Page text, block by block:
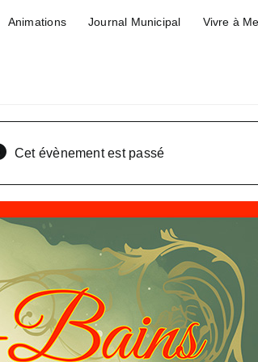
Animations Journal Municipal Vivre à
Cet évènement est passé